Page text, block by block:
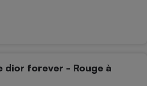
dior forever - Rouge à